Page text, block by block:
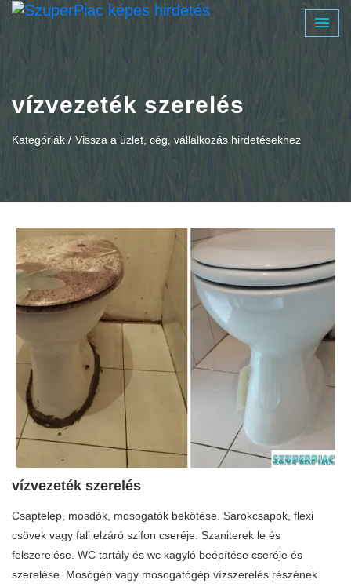
vízvezeték szerelés
Kategóriák / Vissza a üzlet, cég, vállalkozás hirdetésekhez
vízvezeték szerelés
Csaptelep, mosdók, mosogatók bekötése. Sarokcsapok, flexi
csövek vagy fali elzáró szifon cseréje. Szaniterek le és
felszerelése. WC tartály és wc kagyló beépítése cseréje és
szerelése. Mosógép vagy mosogatógép vízszerelés részének